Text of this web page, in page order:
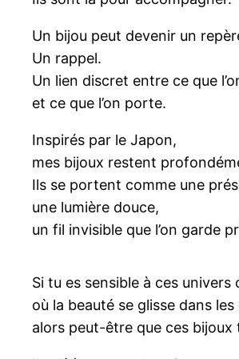
Un bijou peut devenir un
Un rappel.
Un lien discret entre ce que
et ce que l’on porte.
Inspirés par le Japon,
mes bijoux restent
Ils se portent comme une
une lumière douce,
un fil invisible que l’on garde
Si tu es sensible à ces univers
où la beauté se glisse dans les
alors peut-être que ces bijoux